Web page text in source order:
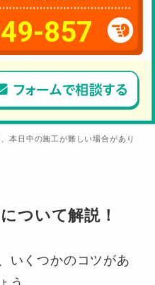
857
本日中の施工が難しい場合があり
ついて解説！
いくつかのコツがあ